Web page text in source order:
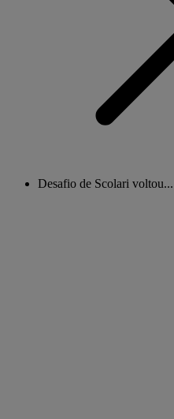
Desafio de Scolari